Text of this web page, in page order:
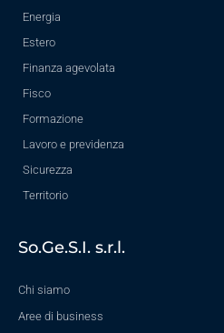
Energia
Estero
Finanza agevolata
Fisco
Formazione
Lavoro e previdenza
Sicurezza
Territorio
So.Ge.S.I. s.r.l.
Chi siamo
Aree di business